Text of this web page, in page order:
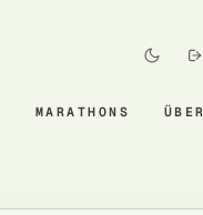
MARATHONS ÜBER